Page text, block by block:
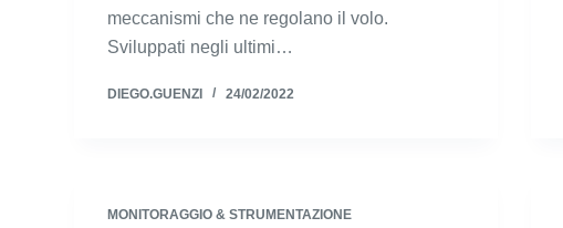
meccanismi che ne regolano il volo.
Sviluppati negli ultimi…
DIEGO.GUENZI 24/02/2022
MONITORAGGIO & STRUMENTAZIONE